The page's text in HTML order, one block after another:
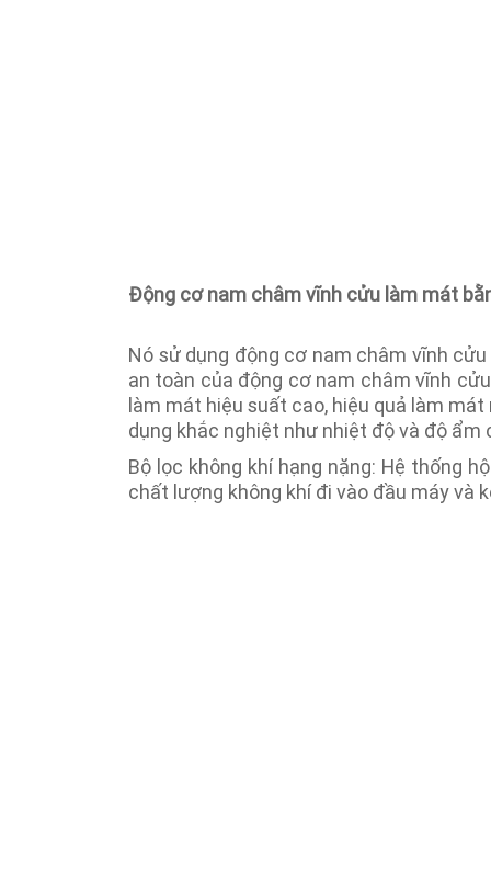
Động cơ nam châm vĩnh cửu làm mát
Nó sử dụng động cơ nam châm vĩnh
an toàn của động cơ nam châm vĩnh
làm mát hiệu suất cao, hiệu quả làm
dụng khắc nghiệt như nhiệt độ và độ ẩm
Bộ lọc không khí hạng nặng: Hệ thống
chất lượng không khí đi vào đầu máy và